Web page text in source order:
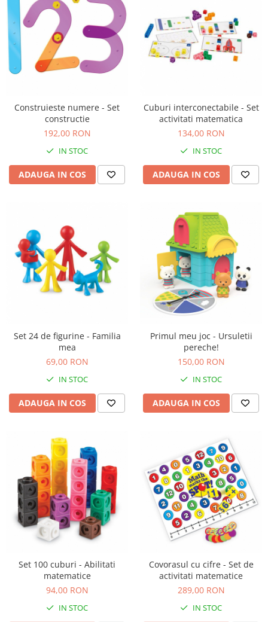
Carti de colorat
Carticele interactive
Cadouri copii
Ceasuri copii
Cadouri bebelusi
Cadouri ieftine pentru copii
Cadouri botez
Cadou copii 2 ani
Cadou copii 5 ani
Cadou copii 6 ani
Cadou copii 7 ani
Cadou copii 8 ani
Cadou copii 11 ani
Cadou copii 12 ani
Rechizite scolare
Penar baieti
Penar fete
Caserola compartimentata copii
Etui Ochelari
Ghiozdan baieti
Ghiozdan fete
Papetarie
Sacose si Genti
Umbrela copii
Cutiuta metalica
Accesorii bebelusi
Olita bebe
Construieste numere - Set
constructie
192,00 RON
IN STOC
ADAUGA IN COS
Cuburi interconectabile - Set
activitati matematica
134,00 RON
IN STOC
ADAUGA IN COS
Set 24 de figurine - Familia
mea
69,00 RON
IN STOC
ADAUGA IN COS
Primul meu joc - Ursuletii
pereche!
150,00 RON
IN STOC
ADAUGA IN COS
Set 100 cuburi - Abilitati
matematice
94,00 RON
IN STOC
Covorasul cu cifre - Set de
activitati matematice
289,00 RON
IN STOC